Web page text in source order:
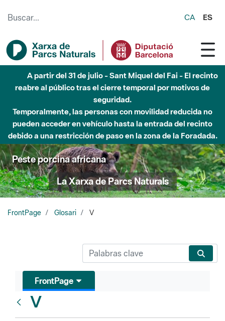
CA ES
A partir del 31 de julio - Sant Miquel del Fai - El recinto
reabre al público tras el cierre temporal por motivos de
seguridad.
Temporalmente, las personas con movilidad reducida no
pueden acceder en vehículo hasta la entrada del recinto
debido a una restricción de paso en la zona de la Foradada.
Peste porcina africana
La Xarxa de Parcs Naturals
FrontPage Glosari V
FrontPage
V